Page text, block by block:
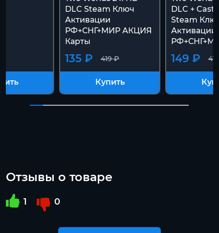
DLC Steam Ключ
Активации
РФ+СНГ+МИР АКЦИЯ
Карты
419 ₽
135 ₽
Купить
DLC +
Steam
Активации
149 ₽
Отзывы о товаре
1 0